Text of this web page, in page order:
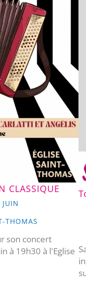
CLASSIQUE
THOMAS
son concert
à 19h30 à l'Eglise